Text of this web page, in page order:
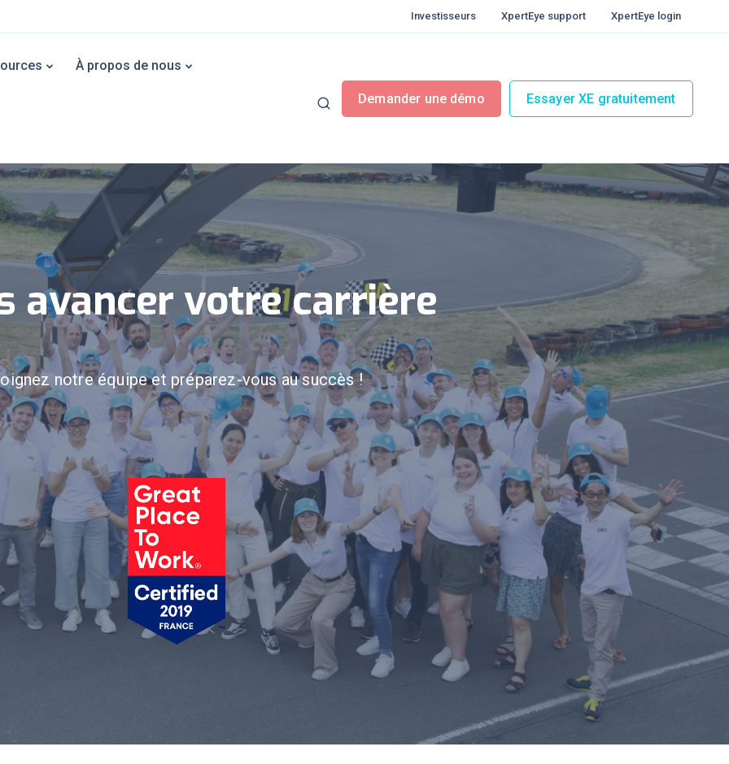
Investisseurs XpertEye support XpertEye login
À propos de nous
Demander une démo Essayer XE gratuitement
avancer votre carrière
notre équipe et préparez-vous au succès !